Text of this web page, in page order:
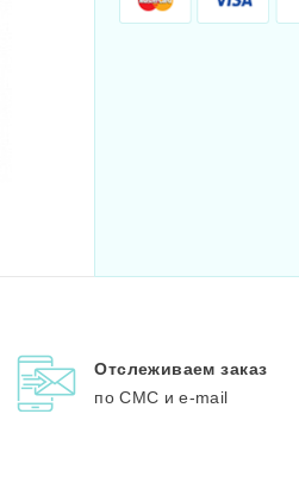
Отслеживаем заказ
по СМС и e-mail